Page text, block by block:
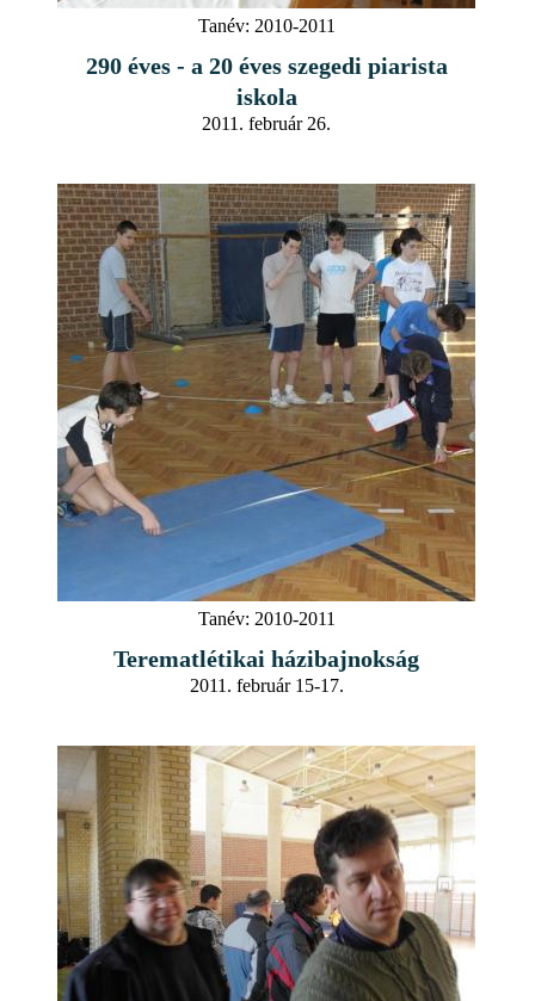
Tanév: 2010-2011
290 éves - a 20 éves szegedi piarista
iskola
2011. február 26.
Tanév: 2010-2011
Terematlétikai házibajnokság
2011. február 15-17.